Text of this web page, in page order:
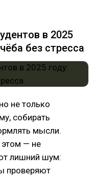
в 2025
без стресса
не только
собирать
мысли.
— не
лишний шум:
проверяют